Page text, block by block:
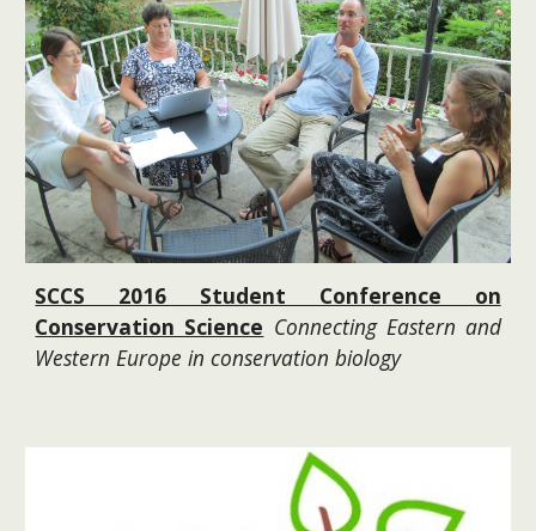
SCCS 2016 Student Conference on
Conservation Science Connecting Eastern and
Western Europe in conservation biology